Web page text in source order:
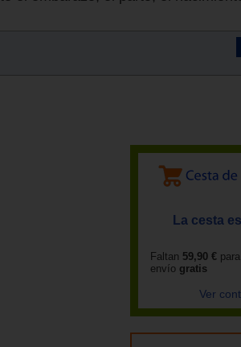
La cesta
Faltan 59,90 €
envío gratis
Ver